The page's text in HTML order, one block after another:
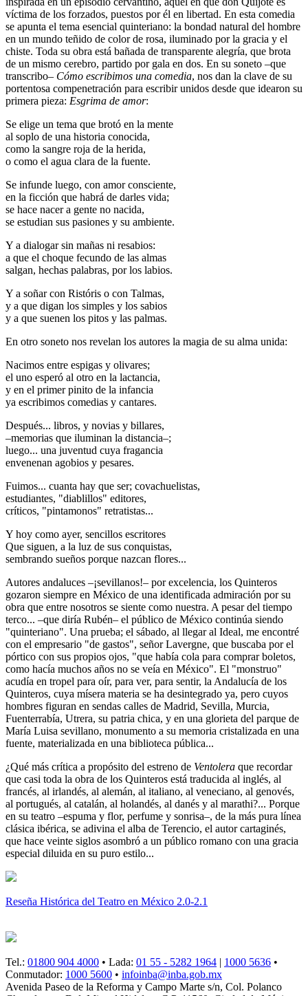
víctima de los forzados, puestos por él en libertad. En esta comedia
se apunta el tema esencial quinteriano: la bondad natural del hombre
en un mundo teñido de color de rosa, iluminado por la gracia y el
chiste. Toda su obra está bañada de transparente alegría, que brota
de un mismo cerebro, partido por gala en dos. En su soneto –que
transcribo– Cómo escribimos una comedia, nos dan la clave de su
portentosa compenetración para escribir unidos desde que idearon su
primera pieza: Esgrima de amor:
Se elige un tema que brotó en la mente
al soplo de una historia conocida,
como la sangre roja de la herida,
o como el agua clara de la fuente.
Se infunde luego, con amor consciente,
en la ficción que habrá de darles vida;
se hace nacer a gente no nacida,
se estudian sus pasiones y su ambiente.
Y a dialogar sin mañas ni resabios:
a que el choque fecundo de las almas
salgan, hechas palabras, por los labios.
Y a soñar con Ristóris o con Talmas,
y a que digan los simples y los sabios
y a que suenen los pitos y las palmas.
En otro soneto nos revelan los autores la magia de su alma unida:
Nacimos entre espigas y olivares;
el uno esperó al otro en la lactancia,
y en el primer pinito de la infancia
ya escribimos comedias y cantares.
Después... libros, y novias y billares,
–memorias que iluminan la distancia–;
luego... una juventud cuya fragancia
envenenan agobios y pesares.
Fuimos... cuanta hay que ser; covachuelistas,
estudiantes, "diablillos" editores,
críticos, "pintamonos" retratistas...
Y hoy como ayer, sencillos escritores
Que siguen, a la luz de sus conquistas,
sembrando sueños porque nazcan flores...
Autores andaluces –¡sevillanos!– por excelencia, los Quinteros
gozaron siempre en México de una identificada admiración por su
obra que entre nosotros se siente como nuestra. A pesar del tiempo
terco... –que diría Rubén– el público de México continúa siendo
"quinteriano". Una prueba; el sábado, al llegar al Ideal, me encontré
con el empresario "de gastos", señor Lavergne, que buscaba por el
pórtico con sus propios ojos, "que había cola para comprar boletos,
como hacía muchos años no se veía en México". El "monstruo"
acudía en tropel para oír, para ver, para sentir, la Andalucía de los
Quinteros, cuya mísera materia se ha desintegrado ya, pero cuyos
hombres figuran en sendas calles de Madrid, Sevilla, Murcia,
Fuenterrabía, Utrera, su patria chica, y en una glorieta del parque de
María Luisa sevillano, monumento a su memoria cristalizada en una
fuente, materializada en una biblioteca pública...
¿Qué más crítica a propósito del estreno de Ventolera que recordar
que casi toda la obra de los Quinteros está traducida al inglés, al
francés, al irlandés, al alemán, al italiano, al veneciano, al genovés,
al portugués, al catalán, al holandés, al danés y al marathi?... Porque
en su teatro –espuma y flor, perfume y sonrisa–, de la más pura línea
clásica ibérica, se adivina el alba de Terencio, el autor cartaginés,
que hace veinte siglos asombró a un público romano con una gracia
especial diluida en su puro estilo...
Reseña Histórica del Teatro en México 2.0-2.1
Tel.: 01800 904 4000 • Lada: 01 55 - 5282 1964 | 1000 5636 •
Conmutador: 1000 5600 • infoinba@inba.gob.mx
Avenida Paseo de la Reforma y Campo Marte s/n, Col. Polanco